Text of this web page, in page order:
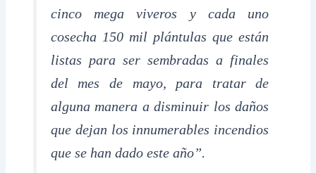
cinco mega viveros y cada uno
cosecha 150 mil plántulas que están
listas para ser sembradas a finales
del mes de mayo, para tratar de
alguna manera a disminuir los daños
que dejan los innumerables incendios
que se han dado este año”.